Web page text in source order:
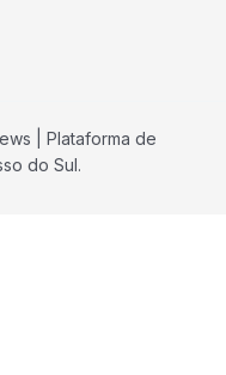
| Plataforma de
do Sul.